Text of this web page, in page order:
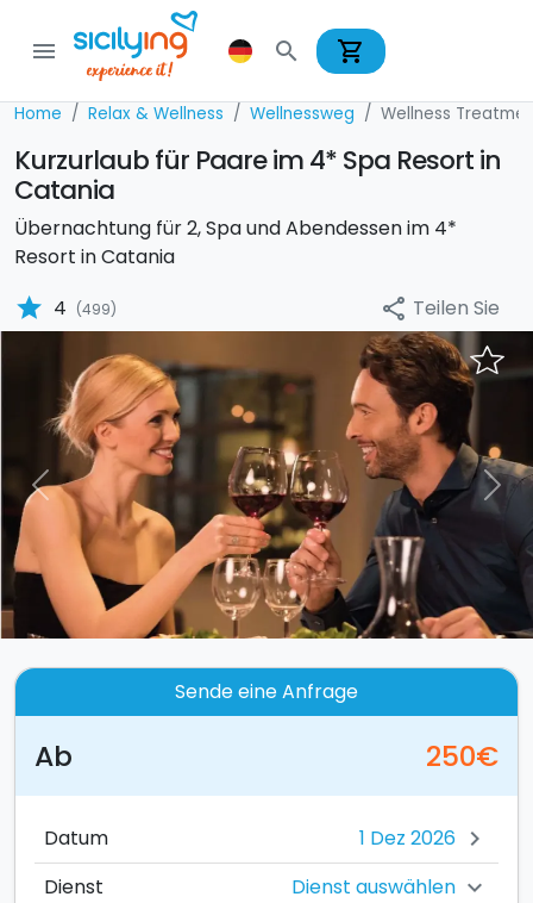
menu search shopping_cart
Home Relax & Wellness Wellnessweg Wellness
Kurzurlaub für Paare im 4* Spa Resort in
Catania
Übernachtung für 2, Spa und Abendessen im 4*
Resort in Catania
star 4 (499) share Teilen Sie
Previous Next
Sende eine Anfrage
Ab 250€
Datum chevron_right
Dienst Dienst auswählen chevron_right